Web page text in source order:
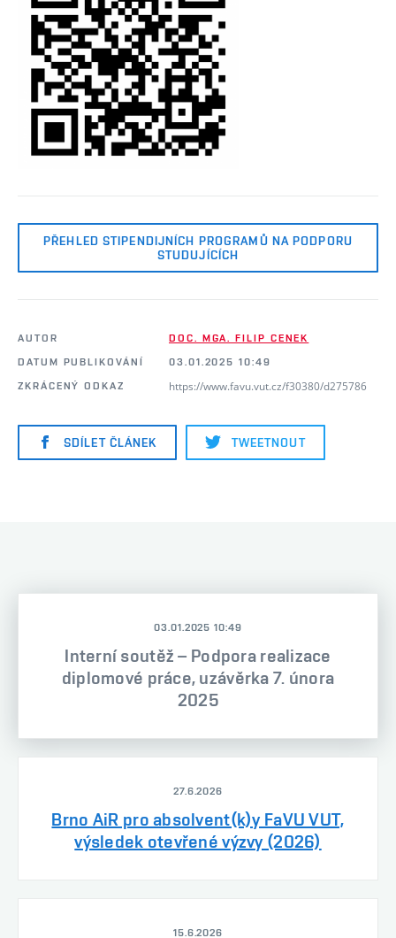
PŘEHLED STIPENDIJNÍCH PROGRAMŮ NA PODPORU
STUDUJÍCÍCH
AUTOR
DOC. MGA. FILIP CENEK
DATUM PUBLIKOVÁNÍ
03.01.2025 10:49
ZKRÁCENÝ ODKAZ
https://www.favu.vut.cz/f30380/d275786
SDÍLET ČLÁNEK TWEETNOUT
03.01.2025 10:49
Interní soutěž – Podpora realizace
diplomové práce, uzávěrka 7. února
2025
27.6.2026
Brno AiR pro absolvent(k)y FaVU VUT,
výsledek otevřené výzvy (2026)
15.6.2026